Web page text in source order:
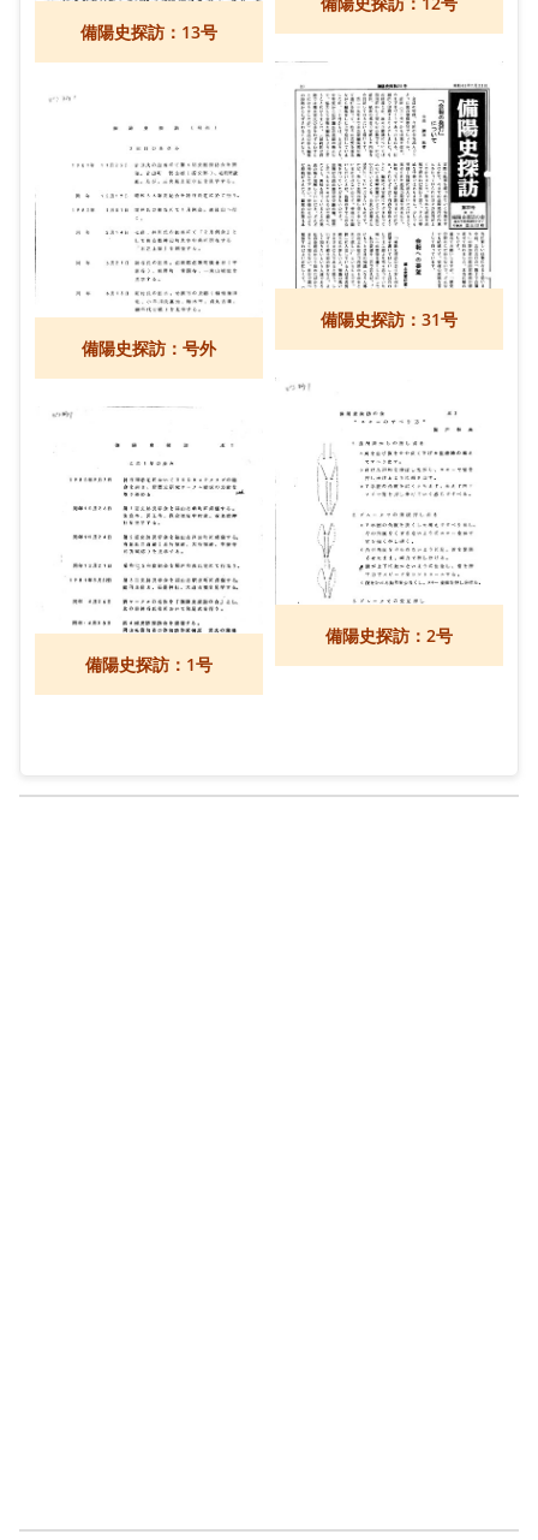
備陽史探訪：13号
備陽史探訪：31号
備陽史探訪：号外
備陽史探訪：2号
備陽史探訪：1号